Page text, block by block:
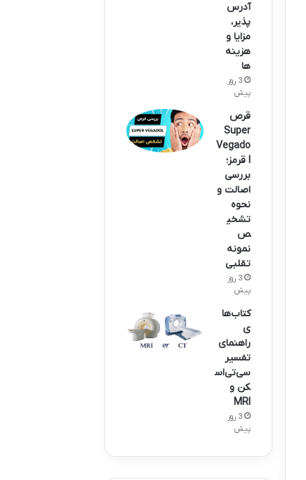
آدرس
پذیر،
مزایا و
هزینه
ها
3 روز
پیش
قرص
Super
Vegado
l قرمز؛
بررسی
اصالت و
نحوه
تشخی
ص
نمونه
تقلبی
3 روز
پیش
کتاب‌ها
ی
راهنمای
تفسیر
سی‌تی‌اس
کن و
MRI
3 روز
پیش